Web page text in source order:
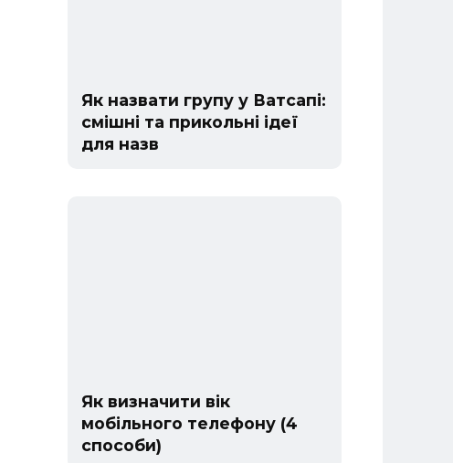
Як назвати групу у Ватсапі:
смішні та прикольні ідеї
для назв
Як визначити вік
мобільного телефону (4
способи)